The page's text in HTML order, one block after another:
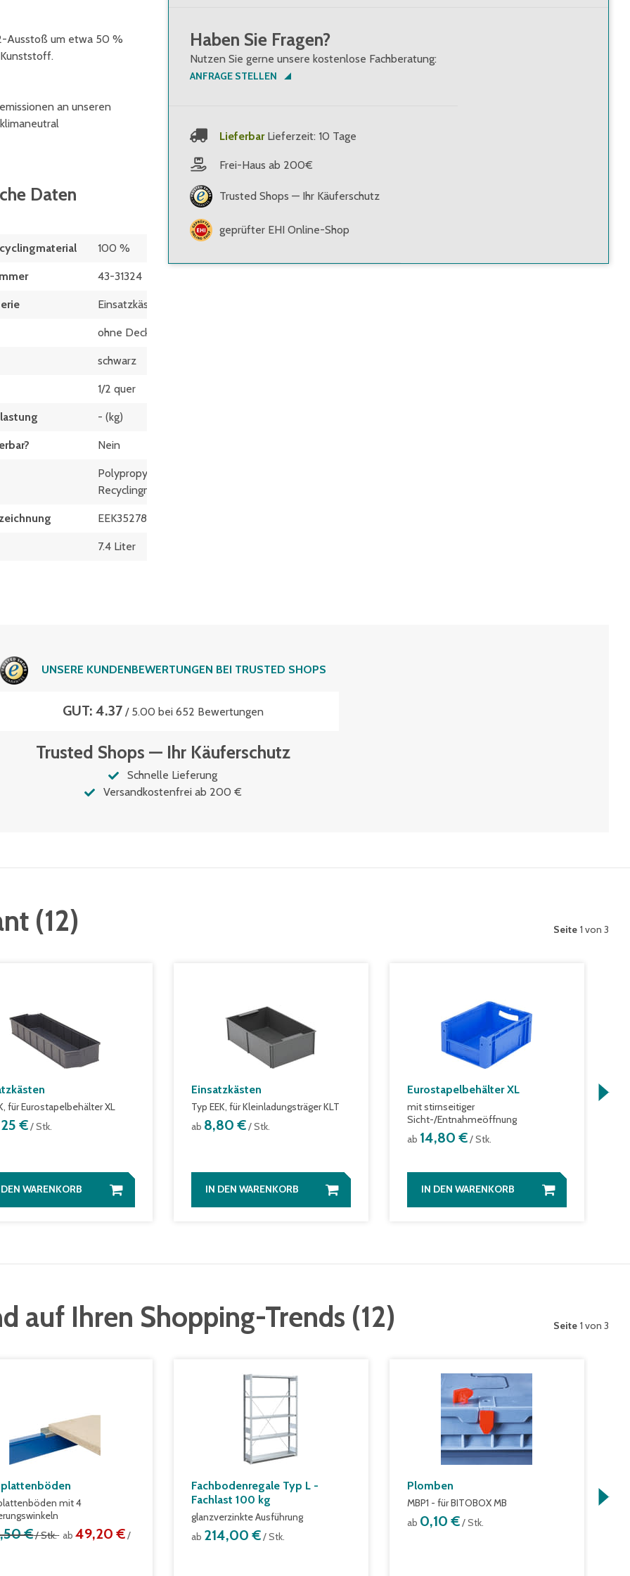
Ausstoß um etwa 50 %
an unseren
Daten
100 %
43-31324
Einsatzkästen
ohne Deckel
schwarz
1/2 quer
- (kg)
Nein
Polypropylen-
Recyclingmaterial
EEK35278XL
7.4 Liter
Haben Sie Fragen?
Nutzen Sie gerne unsere kostenlose Fachberatung:
ANFRAGE STELLEN
Lieferbar Lieferzeit: 10 Tage
Frei-Haus ab 200€
Trusted Shops — Ihr Käuferschutz
geprüfter EHI Online-Shop
UNSERE KUNDENBEWERTUNGEN BEI TRUSTED SHOPS
GUT: 4.37/ 5.00 bei 652 Bewertungen
Trusted Shops — Ihr Käuferschutz
Schnelle Lieferung
Versandkostenfrei ab 200 €
(12) Seite 1 von 3
für Eurostapelbehälter XL
€/ Stk.
WARENKORB
Einsatzkästen
Typ EEK, für Kleinladungsträger KLT
ab 8,80 €/ Stk.
IN DEN WARENKORB
Eurostapelbehälter XL
mit stirnseitiger
Sicht-/Entnahmeöffnung
ab 14,80 €/ Stk.
IN DEN WARENKORB
auf Ihren Shopping-Trends (12) Seite 1 von 3
mit 4
€/ Stk. ab49,20 €/
Fachbodenregale Typ L -
Fachlast 100 kg
glanzverzinkte Ausführung
ab 214,00 €/ Stk.
Plomben
MBP1 - für BITOBOX MB
ab 0,10 €/ Stk.